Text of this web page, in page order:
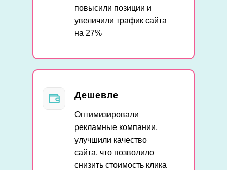
повысили позиции и
увеличили трафик сайта
на 27%
Дешевле
Оптимизировали
рекламные компании,
улучшили качество
сайта, что позволило
снизить стоимость клика